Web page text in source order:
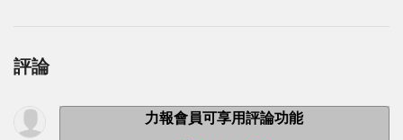
評論
力報會員可享用評論功能